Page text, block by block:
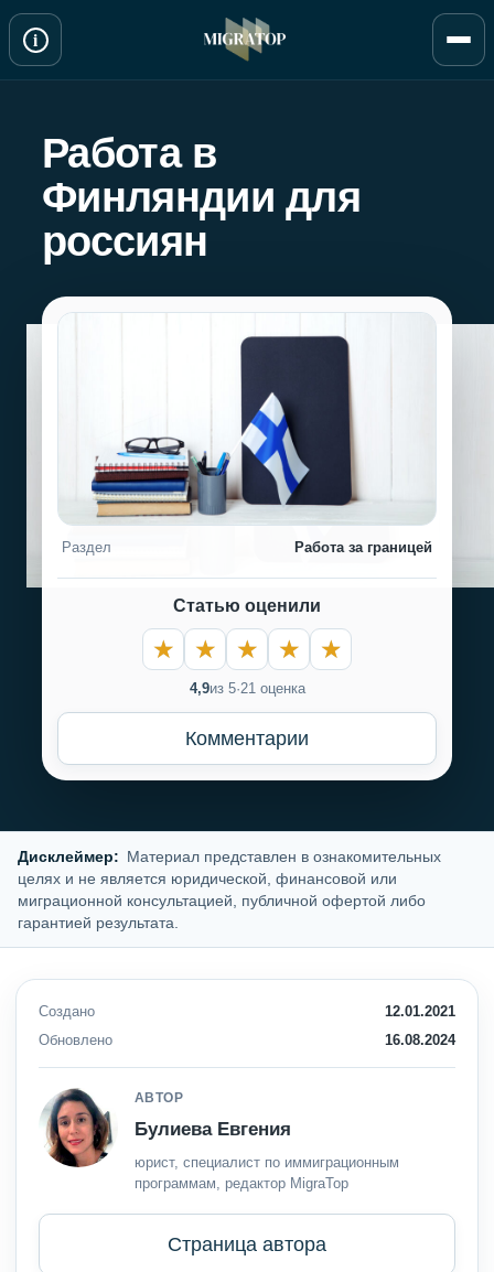
Перейти
i
Работа в
Финляндии для
россиян
Раздел Работа за границей
Статью оценили
4,9из 5·21 оценка
Комментарии
Дисклеймер: Материал представлен в ознакомительных
целях и не является юридической, финансовой или
миграционной консультацией, публичной офертой либо
гарантией результата.
Создано
12.01.2021
Обновлено
16.08.2024
АВТОР
Булиева Евгения
юрист, специалист по иммиграционным
программам, редактор MigraTop
Страница автора